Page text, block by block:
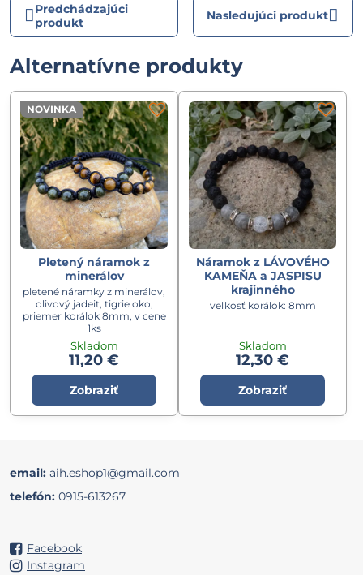
Predchádzajúci
produkt
Nasledujúci produkt
Alternatívne produkty
NOVINKA
Pletený náramok z
minerálov
pletené náramky z minerálov,
olivový jadeit, tigrie oko,
priemer korálok 8mm, v cene
1ks
Skladom
11,20 €
Zobraziť
Náramok z LÁVOVÉHO
KAMEŇA a JASPISU
krajinného
veľkosť korálok: 8mm
Skladom
12,30 €
Zobraziť
email: aih.eshop1@gmail.com
telefón: 0915-613267
Facebook
Instagram